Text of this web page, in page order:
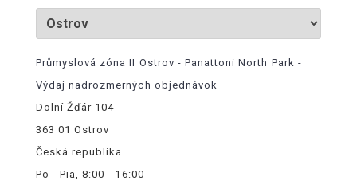
Průmyslová zóna II Ostrov - Panattoni North Park -
Výdaj nadrozmerných objednávok
Dolní Žďár 104
363 01 Ostrov
Česká republika
Po - Pia, 8:00 - 16:00